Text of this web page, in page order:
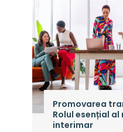
Promovarea
Rolul esențial
interimar